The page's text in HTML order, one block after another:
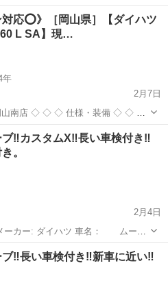
ント 660 カスタム X リミテッド ■
年 ...
ント 自社
対応⭕️》［岡山県］【ダイハツ
ミライース 660 L SA】現…
年
2月7日
装備 ◇ ◇ ◇
L SA ■ 修復歴 : なし
ライース
‼️カスタムX‼️長い車検付き‼️
。
2月4日
17年9
イプ：軽...
ーヴ ヤリス
‼️長い車検付き‼️新車に近い‼️